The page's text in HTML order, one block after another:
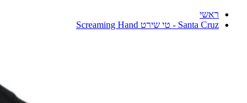
ראשי
Santa Cruz - טי שירט Screaming Hand